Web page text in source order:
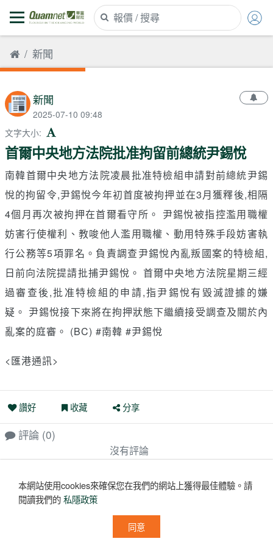
新聞
新聞
2025-07-10 09:48
文字大小:
首爾中央地方法院批准拘留前總統尹錫悅
南韓首爾中央地方法院凌晨批准特檢組申請對前總統尹錫
悅的拘留令,尹錫悅今年初首度被拘押並在3月獲釋後,相隔
4個月再次被拘押在首爾看守所。 尹錫悅被指控濫用職權
妨害行使權利、教唆他人濫用職權、動用特殊手段妨害執
行公務等5項罪名。負責調查尹錫悅內亂叛國案的特檢組,
日前向法院提請批捕尹錫悅。 首爾中央地方法院星期三經
過審查後,批准特檢組的申請,指尹錫悅有毀滅證據的嫌
疑。 尹錫悅接下來將在拘押狀態下繼續接受調查及關於內
亂案的庭審。 (BC) #南韓 #尹錫悅
<匯港通訊>
讚好 收藏 分享
評論 (0)
沒有評論
本網站使用cookies來確保您在我們的網站上獲得最佳體驗。請
閱讀我們的私隱政策
同意